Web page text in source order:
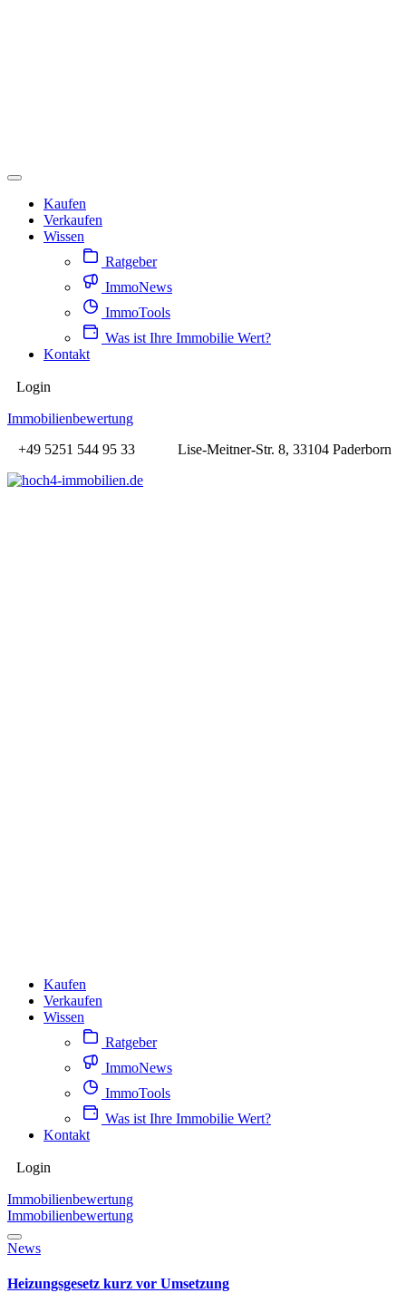
Kaufen
Verkaufen
Wissen
Ratgeber
ImmoNews
ImmoTools
Was ist Ihre Immobilie Wert?
Kontakt
Login
Immobilienbewertung
+49 5251 544 95 33
Lise-Meitner-Str. 8, 33104 Paderborn
Kaufen
Verkaufen
Wissen
Ratgeber
ImmoNews
ImmoTools
Was ist Ihre Immobilie Wert?
Kontakt
Login
Immobilienbewertung
Immobilienbewertung
News
Heizungsgesetz kurz vor Umsetzung